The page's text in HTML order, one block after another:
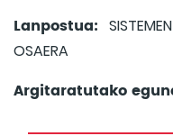
Lanpostua:
OSAERA
Argitaratutako